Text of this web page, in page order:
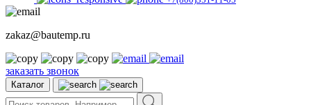
zakaz@bautemp.ru
заказать звонок
Каталог